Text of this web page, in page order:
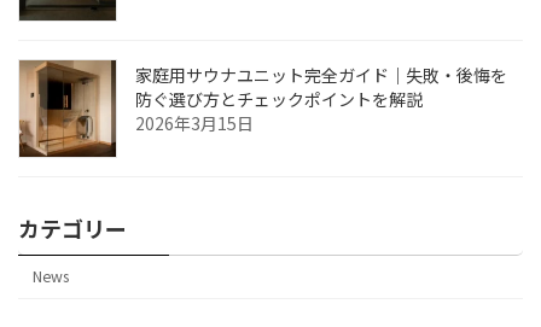
家庭用サウナユニット完全ガイド｜失敗・後悔を
防ぐ選び方とチェックポイントを解説
2026年3月15日
カテゴリー
News